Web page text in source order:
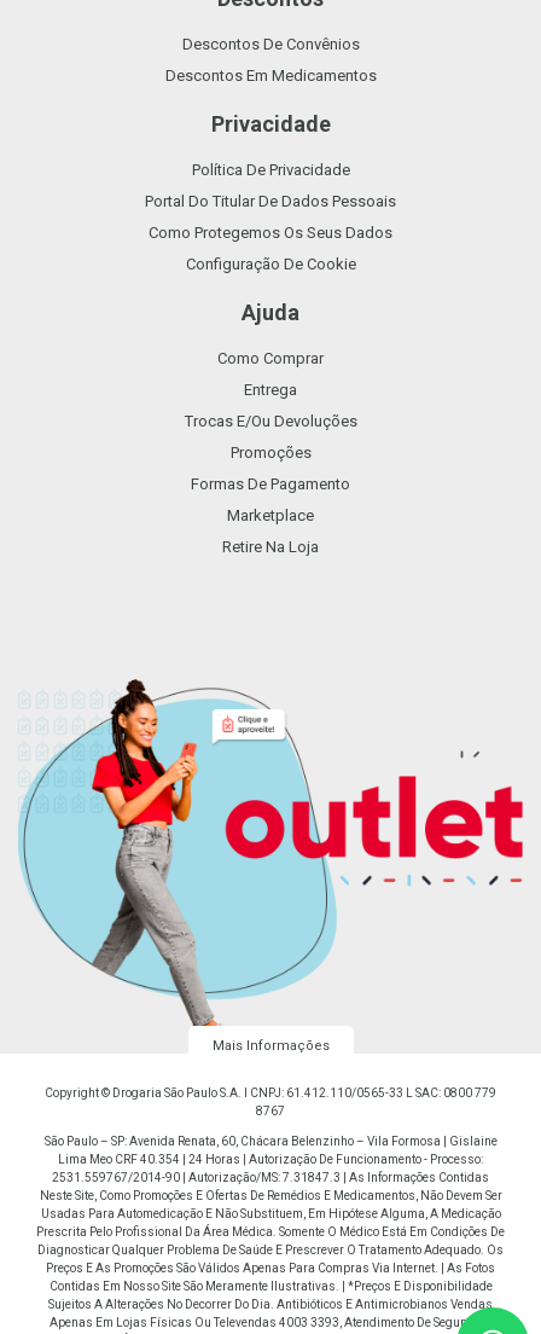
Descontos De Convênios
Descontos Em Medicamentos
Privacidade
Política De Privacidade
Portal Do Titular De Dados Pessoais
Como Protegemos Os Seus Dados
Configuração De Cookie
Ajuda
Como Comprar
Entrega
Trocas E/ou Devoluções
Promoções
Formas De Pagamento
Marketplace
Retire Na Loja
Mais Informações
Copyright © Drogaria São Paulo S.A. I CNPJ: 61.412.110/0565-33 L SAC: 0800 779
8767
São Paulo – SP: Avenida Renata, 60, Chácara Belenzinho – Vila Formosa | Gislaine
Lima Meo CRF 40.354 | 24 Horas | Autorização De Funcionamento - Processo:
2531.559767/2014-90 | Autorização/MS: 7.31847.3 | As Informações Contidas
Neste Site, Como Promoções E Ofertas De Remédios E Medicamentos, Não Devem Ser
Usadas Para Automedicação E Não Substituem, Em Hipótese Alguma, A Medicação
Prescrita Pelo Profissional Da Área Médica. Somente O Médico Está Em Condições De
Diagnosticar Qualquer Problema De Saúde E Prescrever O Tratamento Adequado. Os
Preços E As Promoções São Válidos Apenas Para Compras Via Internet. | As Fotos
Contidas Em Nosso Site São Meramente Ilustrativas. | *Preços E Disponibilidade
Sujeitos A Alterações No Decorrer Do Dia. Antibióticos E Antimicrobianos Vendas
Apenas Em Lojas Físicas Ou Televendas 4003 3393, Atendimento De Segunda À